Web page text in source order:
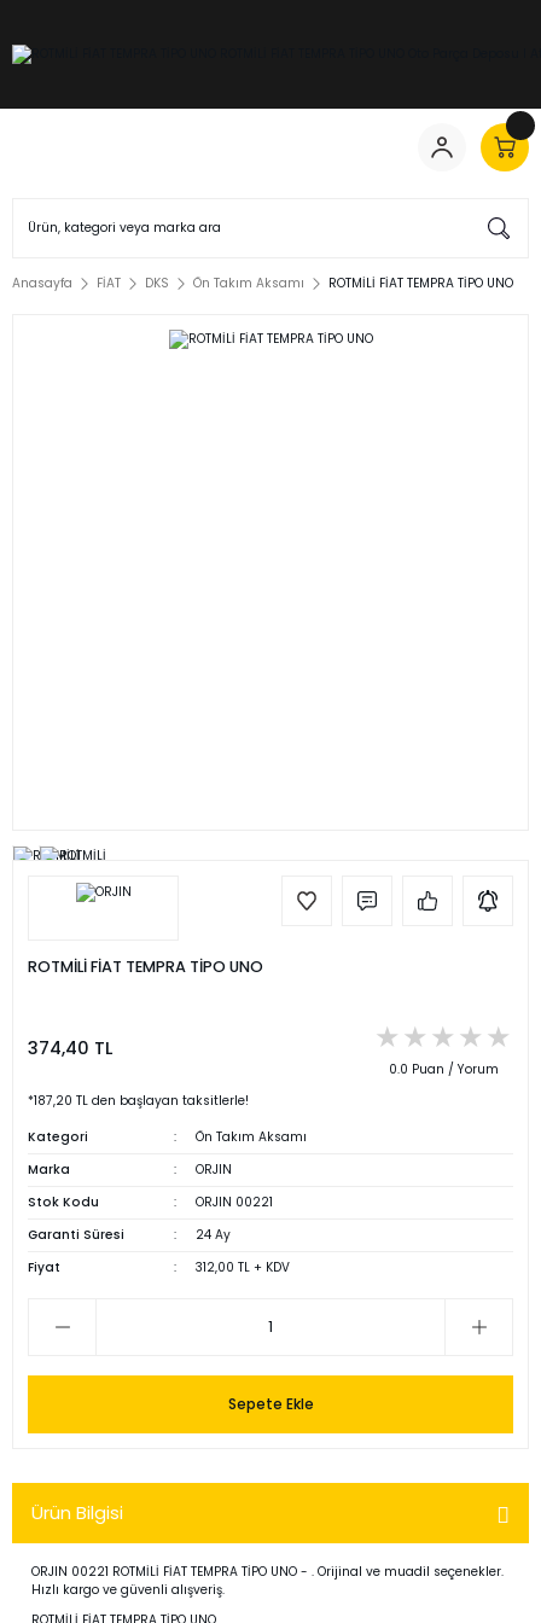
Anasayfa FİAT DKS Ön Takım Aksamı ROTMİLİ FİAT TEMPRA TİPO UNO
ROTMİLİ FİAT TEMPRA TİPO UNO
374,40 TL
0.0 Puan / Yorum
*187,20 TL den başlayan taksitlerle!
Kategori
Ön Takım Aksamı
Marka
ORJIN
Stok Kodu
ORJIN 00221
Garanti Süresi
24 Ay
Fiyat
312,00 TL + KDV
Sepete Ekle
Ürün Bilgisi
ORJIN 00221 ROTMİLİ FİAT TEMPRA TİPO UNO - . Orijinal ve muadil seçenekler.
Hızlı kargo ve güvenli alışveriş.